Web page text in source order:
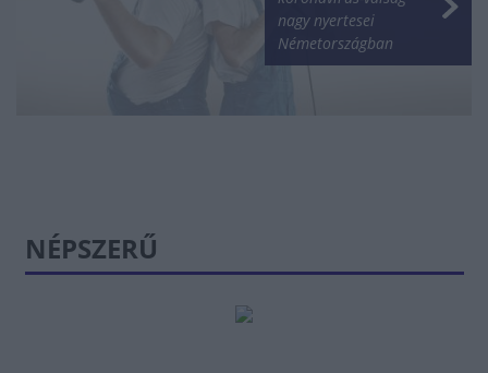
nagy nyertesei
Németországban
NÉPSZERŰ